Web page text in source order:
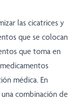
las cicatrices y
que se colocan
que toma en
médica. En
combinación de